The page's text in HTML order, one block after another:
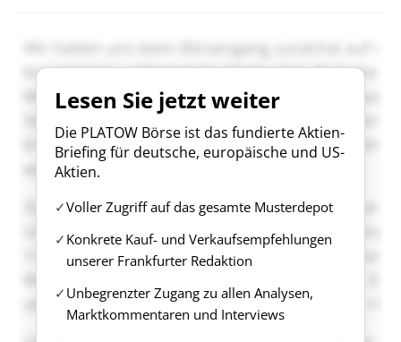
Lesen Sie jetzt weiter
Die PLATOW Börse ist das fundierte Aktien-
Briefing für deutsche, europäische und US-
Aktien.
Voller Zugriff auf das gesamte Musterdepot
Konkrete Kauf- und Verkaufsempfehlungen
unserer Frankfurter Redaktion
Unbegrenzter Zugang zu allen Analysen,
Marktkommentaren und Interviews